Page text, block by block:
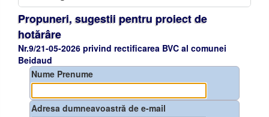
Propuneri, sugestii pentru proiect de
hotărâre
Nr.9/21-05-2026 privind rectificarea BVC al comunei
Beidaud
Nume Prenume
Adresa dumneavoastră de e-mail